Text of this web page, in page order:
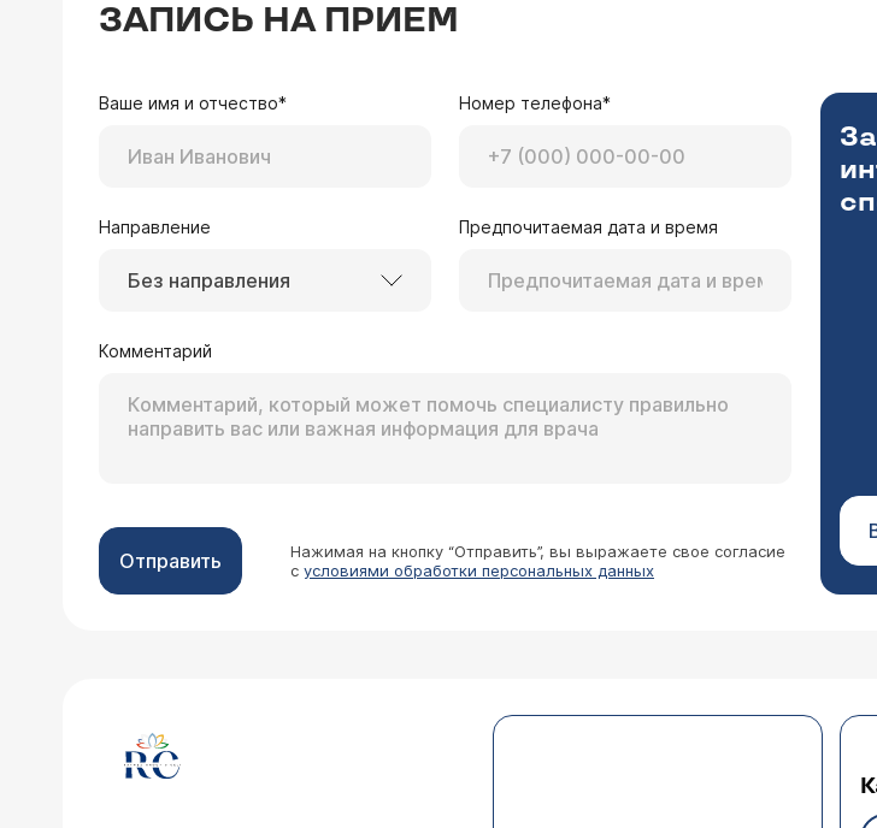
ЗАПИСЬ НА ПРИЕМ
Ваше имя и отчество* Номер телефона*
Направление
Без направления
Предпочитаемая дата и время
Комментарий
Отправить
Нажимая на кнопку “Отправить”, вы выражаете свое согласие
с условиями обработки персональных данных